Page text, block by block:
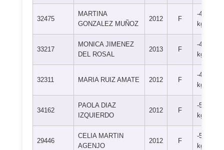
32475
MARTINA
GONZALEZ MUÑOZ
2012 F
-48
kg
33217
MONICA JIMENEZ
DEL ROSAL
2013 F
-48
kg
32311 MARIA RUIZ AMATE 2012 F
-48
kg
34162
PAOLA DIAZ
IZQUIERDO
2012 F
-52
kg
29446
CELIA MARTIN
AGENJO
2012 F
-52
kg